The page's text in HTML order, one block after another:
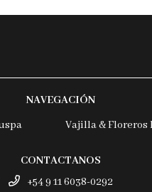
NAVEGACIÓN
Vajilla & Floreros
CONTACTANOS
+54 9 11 6038-0292